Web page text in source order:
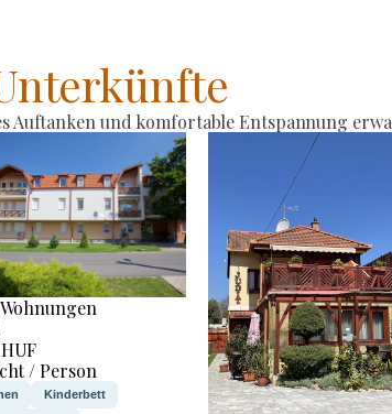
Auftanken und komfortable Entspannung
/ Person
Kinderbett